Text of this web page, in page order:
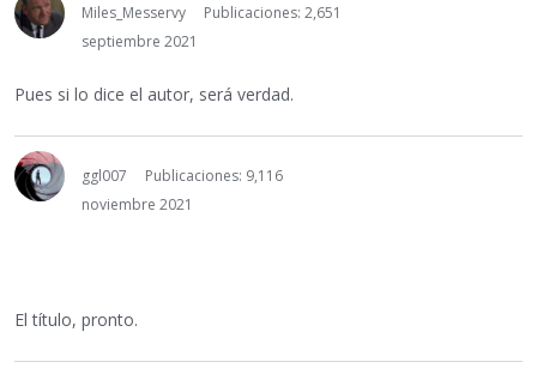
Miles_Messervy
Publicaciones: 2,651
septiembre 2021
Pues si lo dice el autor, será verdad.
ggl007
Publicaciones: 9,116
noviembre 2021
El título, pronto.